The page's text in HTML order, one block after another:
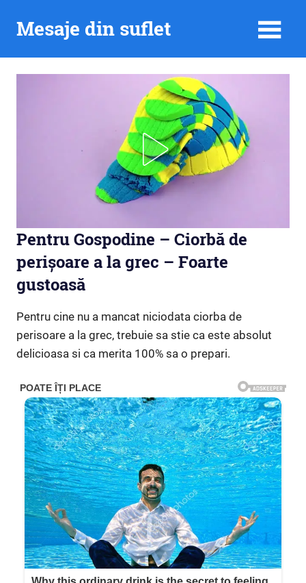
Mesaje din suflet
Pentru Gospodine – Ciorbă de
perișoare a la grec – Foarte
gustoasă
Pentru cine nu a mancat niciodata ciorba de
perisoare a la grec, trebuie sa stie ca este absolut
delicioasa si ca merita 100% sa o prepari.